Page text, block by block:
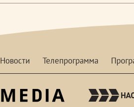
Новости Телепрограмма